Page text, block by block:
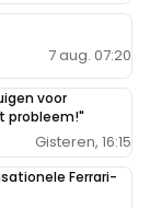
7 aug. 07:20
voor
probleem!"
Gisteren, 16:15
Ferrari-